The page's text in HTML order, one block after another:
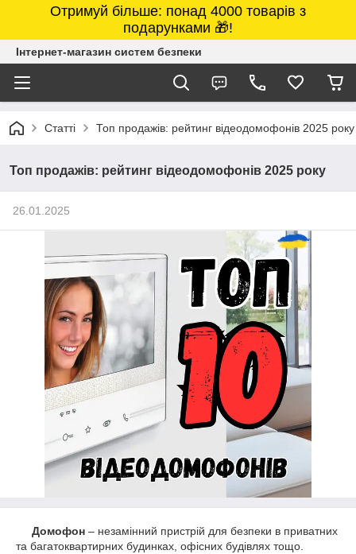
Отримуй більше: понад 4000 товарів з
подарунками 🎁!
Інтернет-магазин систем безпеки
Статті Топ продажів: рейтинг відеодомофонів 2025 року
Топ продажів: рейтинг відеодомофонів 2025 року
26.01.2025
Домофон – незамінний пристрій для безпеки в приватних
та багатоквартирних будинках, офісних будівлях тощо.